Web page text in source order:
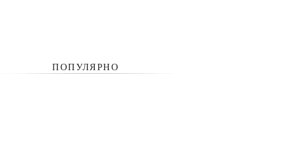
ПОПУЛЯРНО